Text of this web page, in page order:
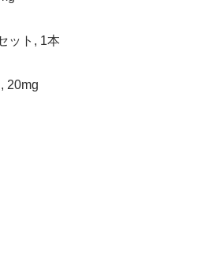
ット, 1本
20mg